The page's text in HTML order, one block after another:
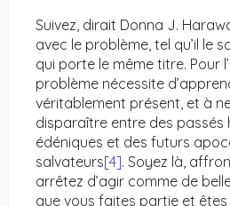
Suivez, dirait Donna J.
avec le problème, tel qu’il le
qui porte le même titre. Pour
problème nécessite
véritablement présent, et à
disparaître entre des passés
édéniques et des futurs
salvateurs[4]. Soyez là,
arrêtez d’agir comme de
que vous faites partie et